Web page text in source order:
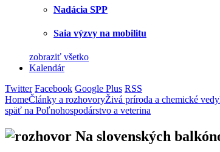
Nadácia SPP
Saia výzvy na mobilitu
zobraziť všetko
Kalendár
Twitter Facebook Google Plus RSS
HomeČlánky a rozhovoryŽivá príroda a chemické vedy
späť na Poľnohospodárstvo a veterina
Na slovenských